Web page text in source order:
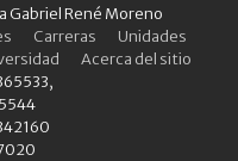
René Moreno
Carreras
Unidades
Acerca del sitio